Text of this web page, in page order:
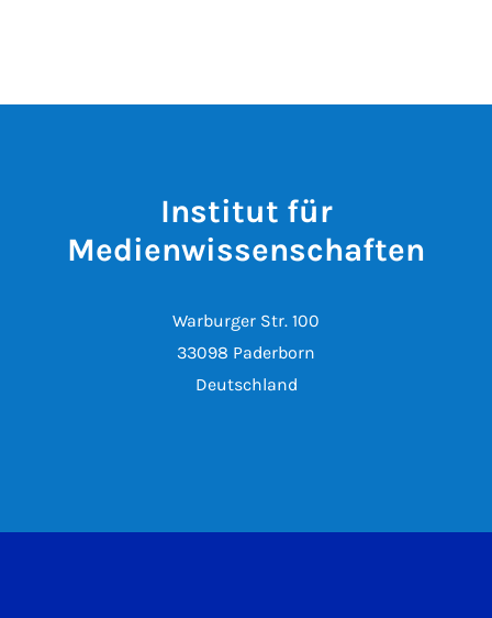
Institut für
Medienwissenschaften
Warburger Str. 100
33098 Paderborn
Deutschland